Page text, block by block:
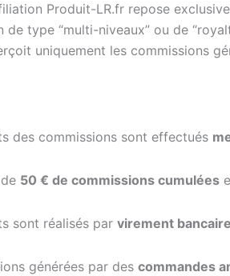
Produit-LR.fr repose
type “multi-niveaux” ou de
uniquement les commissions
des commissions sont effectués
50 € de commissions cumulées
sont réalisés par virement bancaire
générées par des commandes